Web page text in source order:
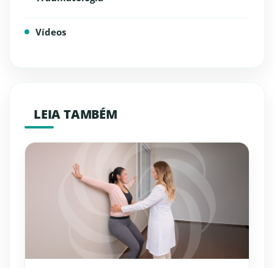
Vídeos
LEIA TAMBÉM